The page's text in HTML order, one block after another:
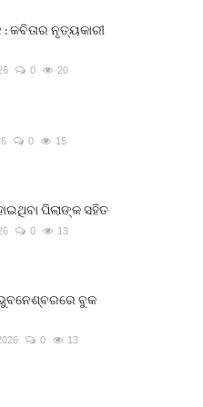
କବିତାର ନୃତ୍ୟକାରୀ
0 20
0 15
ପିଲାଙ୍କ ସହିତ
0 13
ବୁକ
0 13